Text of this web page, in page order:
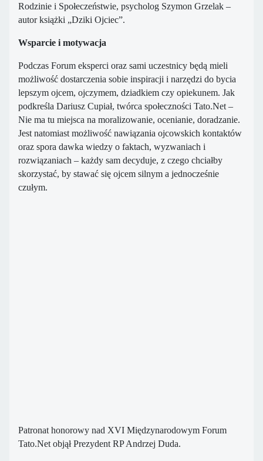
Rodzinie i Społeczeństwie, psycholog Szymon Grzelak –
autor książki „Dziki Ojciec”.
Wsparcie i motywacja
Podczas Forum eksperci oraz sami uczestnicy będą mieli
możliwość dostarczenia sobie inspiracji i narzędzi do bycia
lepszym ojcem, ojczymem, dziadkiem czy opiekunem. Jak
podkreśla Dariusz Cupiał, twórca społeczności Tato.Net –
Nie ma tu miejsca na moralizowanie, ocenianie, doradzanie.
Jest natomiast możliwość nawiązania ojcowskich kontaktów
oraz spora dawka wiedzy o faktach, wyzwaniach i
rozwiązaniach – każdy sam decyduje, z czego chciałby
skorzystać, by stawać się ojcem silnym a jednocześnie
czułym.
Patronat honorowy nad XVI Międzynarodowym Forum
Tato.Net objął Prezydent RP Andrzej Duda.